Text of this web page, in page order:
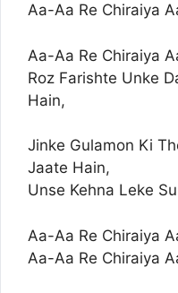
Aa-Aa Re Chiraiya
Aa-Aa Re Chiraiya
Roz Farishte Unke
Hain,
Jinke Gulamon Ki
Jaate Hain,
Unse Kehna Leke
Aa-Aa Re Chiraiya
Aa-Aa Re Chiraiya